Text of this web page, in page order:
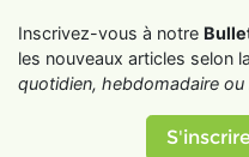
Inscrivez-vous à notre
les nouveaux articles selon
quotidien, hebdomadaire ou